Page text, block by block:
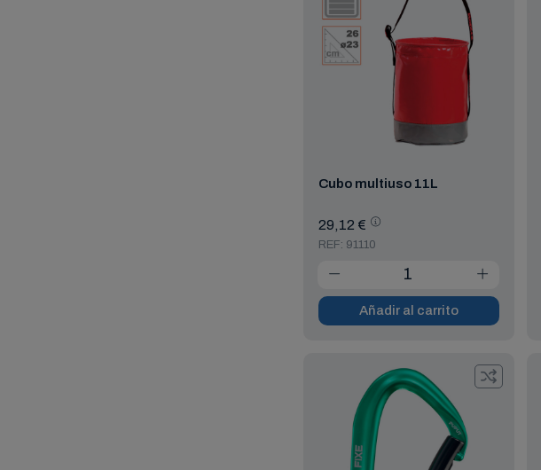
Cubo multiuso 11L
29,12 €
REF: 91110
Añadir al carrito